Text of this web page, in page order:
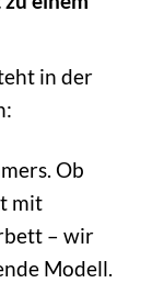
in der
Ob
mit
– wir
Modell.